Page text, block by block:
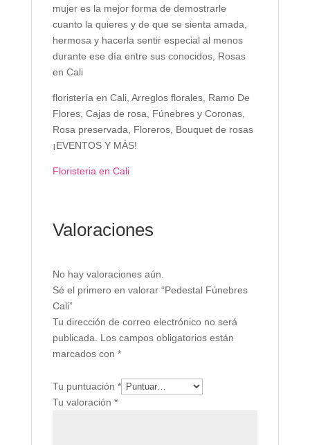
mujer es la mejor forma de demostrarle
cuanto la quieres y de que se sienta amada,
hermosa y hacerla sentir especial al menos
durante ese día entre sus conocidos, Rosas
en Cali
floristería en Cali, Arreglos florales, Ramo De
Flores, Cajas de rosa, Fúnebres y Coronas,
Rosa preservada, Floreros, Bouquet de rosas
¡EVENTOS Y MÁS!
Floristeria en Cali
Valoraciones
No hay valoraciones aún.
Sé el primero en valorar “Pedestal Fúnebres
Cali”
Tu dirección de correo electrónico no será
publicada.
Los campos obligatorios están
marcados con *
Tu puntuación *
Tu valoración *